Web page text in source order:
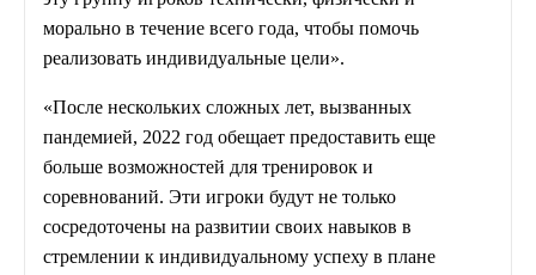
морально в течение всего года, чтобы помочь
реализовать индивидуальные цели».
«После нескольких сложных лет, вызванных
пандемией, 2022 год обещает предоставить еще
больше возможностей для тренировок и
соревнований. Эти игроки будут не только
сосредоточены на развитии своих навыков в
стремлении к индивидуальному успеху в плане